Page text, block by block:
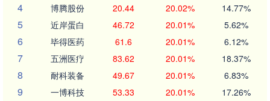
4 博腾股份 20.44 20.02% 14.77%
5 近岸蛋白 46.72 20.01% 5.62%
6 毕得医药 61.6 20.01% 6.12%
7 五洲医疗 83.62 20.01% 18.37%
8 耐科装备 49.67 20.01% 6.83%
9 一博科技 53.33 20.01% 17.26%